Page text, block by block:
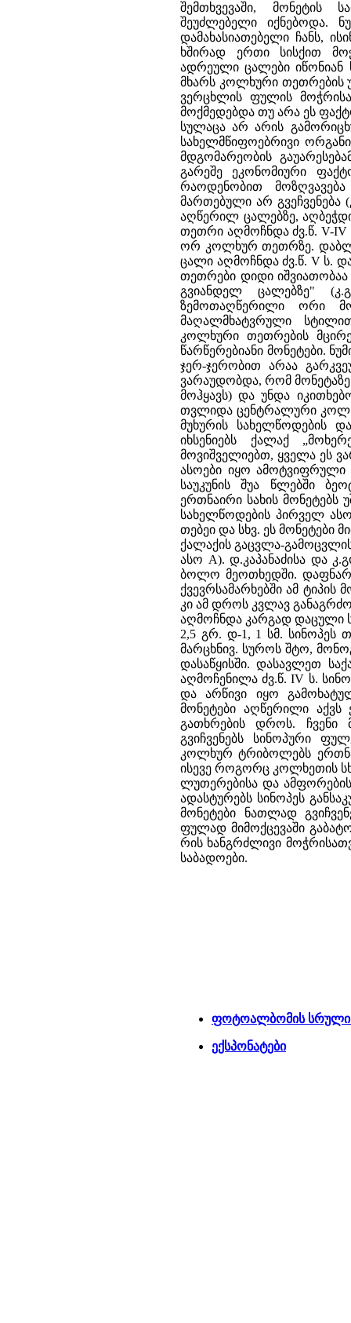
შემთხვევაში, მონეტის
შეუძლებელი იქნებოდა.
დამახასიათებელი ჩანს,
ხშირად ერთი სისქით
ადრეული ცალები იწონიან
მხარს კოლხური თეთრების
ვერცხლის ფულის
მოქმედებდა თუ არა ეს
სულაცა არ არის
სახელმწიფოებრივი
მდგომარეობის
გარეშე ეკონომიური
რაოდენობით
მართებული არ
აღწერილ ცალებზე,
თეთრი აღმოჩნდა ძვ.წ. V-IV
ორ კოლხურ თეთრზე.
ცალი აღმოჩნდა ძვ.წ. V ს.
თეთრები დიდი იშვიათობაა
გვიანდელ ცალებზე"
ზემოთაღწერილი ორი
მაღალმხატვრული
კოლხური თეთრების
წარწერებიანი მონეტები.
ჯერ-ჯერობით არაა
ვარაუდობდა, რომ
მოჰყავს) და უნდა
თვლიდა ცენტრალური
მუხურის სახელწოდების
იხსენიებს ქალაქ
მოვიშველიებთ, ყველა ეს
ასოები იყო
საუკუნის შუა წლებში
ერთნაირი სახის
სახელწოდების პირველ
თებეი და სხვ. ეს მონეტები
ქალაქის გაცვლა-
ასო A). დ.კაპანაძისა და
ბოლო მეოთხედში.
ქვევრსამარხებში ამ ტიპის
კი ამ დროს კვლავ
აღმოჩნდა კარგად დაცული
2,5 გრ. დ-1, 1 სმ. სინოპეს
მარცხნივ. სუროს შტო,
დასაწყისში. დასავლეთ
აღმოჩენილა ძვ.წ. IV ს.
და არწივი იყო
მონეტები აღწერილი აქვს
გათხრების დროს. ჩვენი
გვიჩვენებს სინოპური
კოლხურ ტრიბოლებს
ისევე როგორც კოლხეთის
ლუთერებისა და
ადასტურებს სინოპეს
მონეტები ნათლად
ფულად მიმოქცევაში
რის ხანგრძლივი
საბადოები.
ფოტოალბომის სრული
ექსპონატები